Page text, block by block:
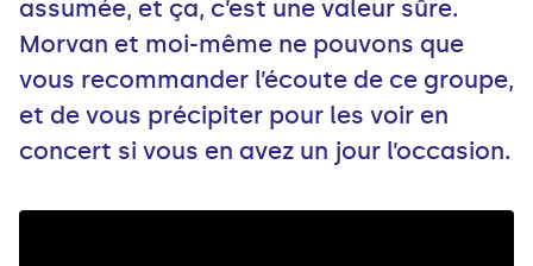
assumée, et ça, c’est une valeur sûre.
Morvan et moi-même ne pouvons que
vous recommander l’écoute de ce groupe,
et de vous précipiter pour les voir en
concert si vous en avez un jour l’occasion.